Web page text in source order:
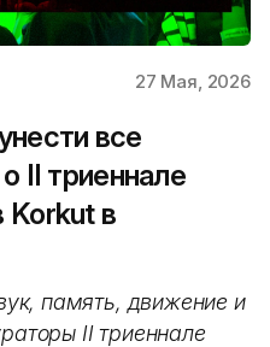
27 Мая, 2026
все
II триеннале
Korkut в
память, движение и
II триеннале